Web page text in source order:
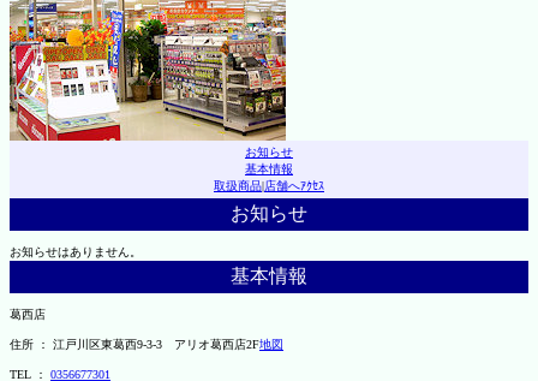
お知らせ
基本情報
取扱商品|店舗へｱｸｾｽ
お知らせ
お知らせはありません。
基本情報
葛西店
住所 ： 江戸川区東葛西9-3-3 アリオ葛西店2F地図
TEL ： 0356677301